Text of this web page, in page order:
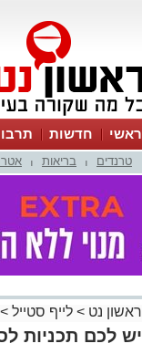
ראשי חדשות
טרנדים בריאות
ראשון נט > לייף סטייל >
יש לכם תכניות